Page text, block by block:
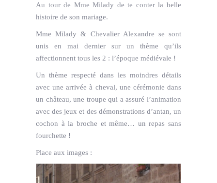
Au tour de Mme Milady de te conter la belle
histoire de son mariage.
Mme Milady & Chevalier Alexandre se sont
unis en mai dernier sur un thème qu’ils
affectionnent tous les 2 : l’époque médiévale !
Un thème respecté dans les moindres détails
avec une arrivée à cheval, une cérémonie dans
un château, une troupe qui a assuré l’animation
avec des jeux et des démonstrations d’antan, un
cochon à la broche et même… un repas sans
fourchette !
Place aux images :